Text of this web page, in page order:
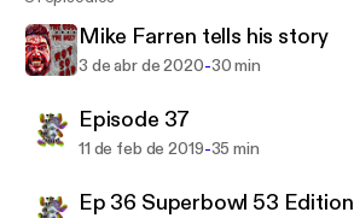
Mike Farren tells his story
3 de abr de 2020-30 min
Episode 37
11 de feb de 2019-35 min
Ep 36 Superbowl 53 Edition